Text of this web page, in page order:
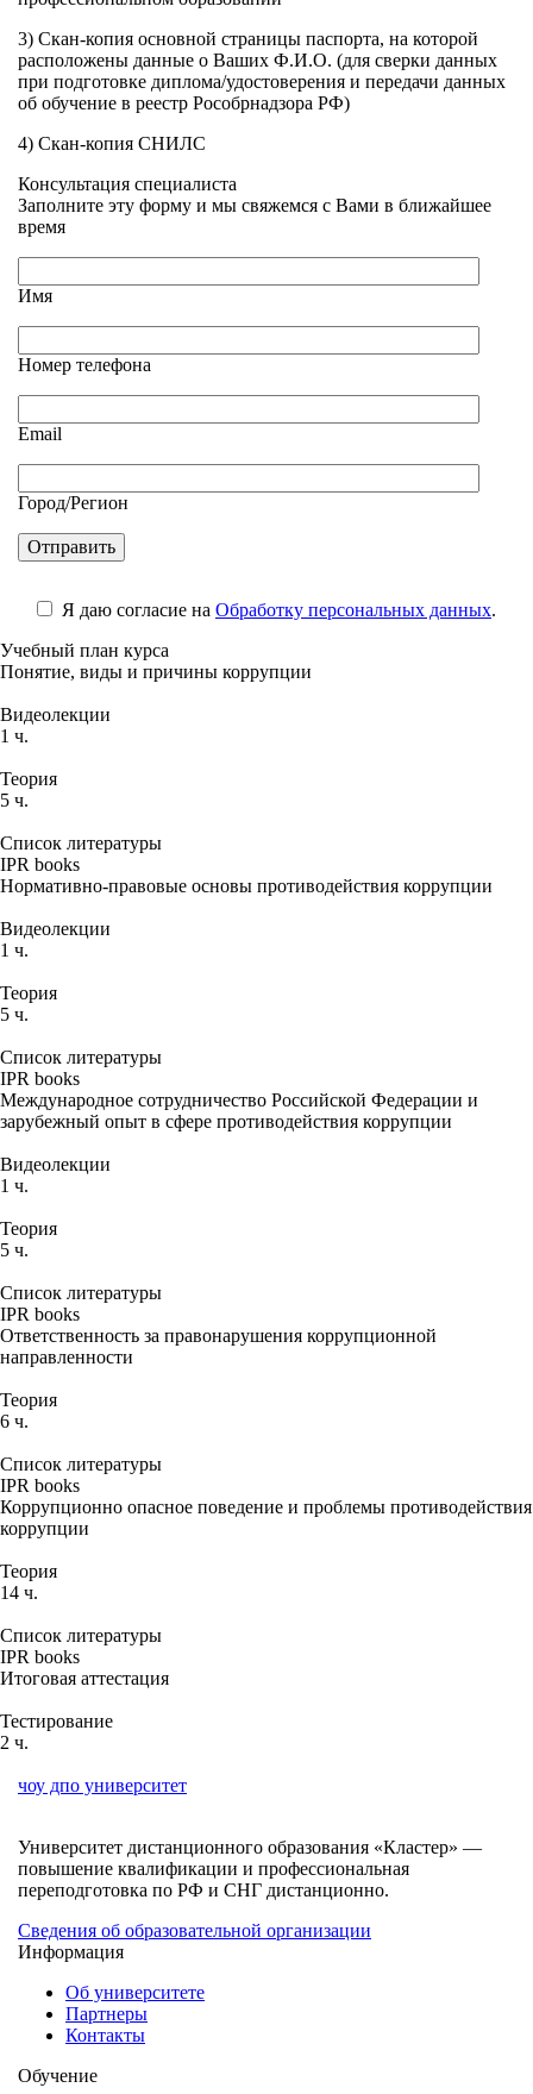
3) Скан-копия основной страницы паспорта, на которой
расположены данные о Ваших Ф.И.О. (для сверки данных
при подготовке диплома/удостоверения и передачи данных
об обучение в реестр Рособрнадзора РФ)
4) Скан-копия СНИЛС
Консультация специалиста
Заполните эту форму и мы свяжемся с Вами в ближайшее
время
Имя
Номер телефона
Email
Город/Регион
Я даю согласие на Обработку персональных данных.
Учебный план курса
Понятие, виды и причины коррупции
Видеолекции
1 ч.
Теория
5 ч.
Список литературы
IPR books
Нормативно-правовые основы противодействия коррупции
Видеолекции
1 ч.
Теория
5 ч.
Список литературы
IPR books
Международное сотрудничество Российской Федерации и
зарубежный опыт в сфере противодействия коррупции
Видеолекции
1 ч.
Теория
5 ч.
Список литературы
IPR books
Ответственность за правонарушения коррупционной
направленности
Теория
6 ч.
Список литературы
IPR books
Коррупционно опасное поведение и проблемы противодействия
коррупции
Теория
14 ч.
Список литературы
IPR books
Итоговая аттестация
Тестирование
2 ч.
чоу дпо университет
Университет дистанционного образования «Кластер» —
повышение квалификации и профессиональная
переподготовка по РФ и СНГ дистанционно.
Сведения об образовательной организации
Информация
Об университете
Партнеры
Контакты
Обучение